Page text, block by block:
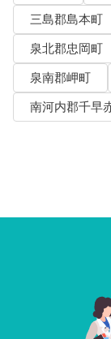
三島郡島本町
泉北郡忠岡町
泉南郡岬町
南河内郡千早